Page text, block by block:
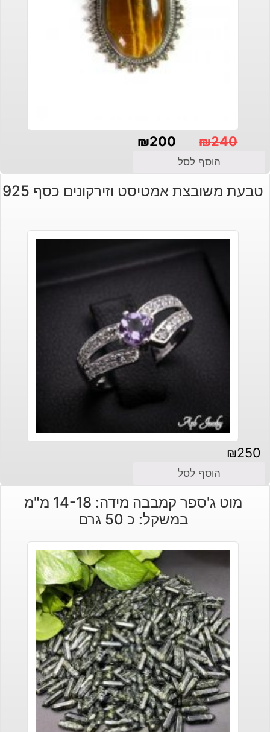
₪240
המקורי
היה:
₪200
הנוכחי
הוא:
הוסף לסל
טבעת משובצת אמטיסט וזירקונים כסף 925
₪250
הוסף לסל
מוט ג'ספר קמבבה מידה: 14-18 מ"מ
במשקל: כ 50 גרם